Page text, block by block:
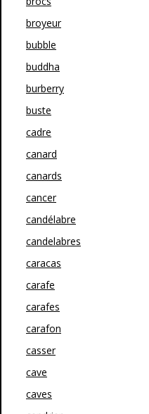
broyeur
bubble
buddha
burberry
buste
cadre
canard
canards
cancer
candélabre
candelabres
caracas
carafe
carafes
carafon
casser
cave
caves